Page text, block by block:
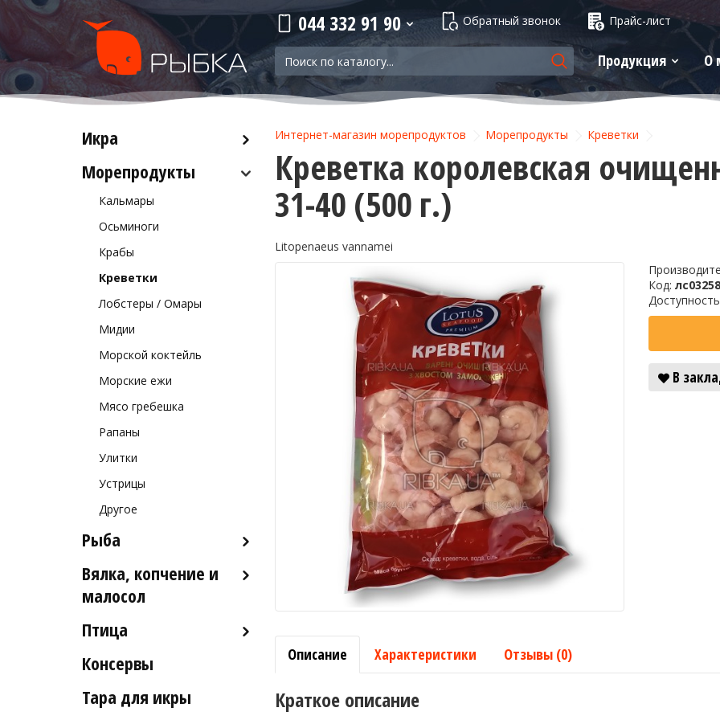
044 332 91 90 Обратный звонок Прайс-лист
Продукция О
Икра
Красная икра
Морепродукты
Кальмары
Осьминоги
Крабы
Креветки
Лобстеры / Омары
Мидии
Морской коктейль
Морские ежи
Мясо гребешка
Рапаны
Улитки
Устрицы
Другое
Рыба
Рыба деликатесных сортов
Рыба столовых сортов
Вялка, копчение и
малосол
Икра вяленая
Рыба слабосоленая
Рыба холодного и
Птица
Индейка
Консервы
Тара для икры
Интернет-магазин морепродуктов Морепродукты Креветки
Креветка королевская
31-40 (500 г.)
Litopenaeus vannamei
Код: лс03258
В
Описание Характеристики Отзывы (0)
Краткое описание